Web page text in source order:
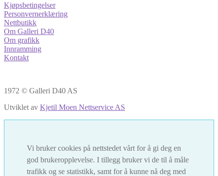
Kjøpsbetingelser
Personvernerklæring
Nettbutikk
Om Galleri D40
Om grafikk
Innramming
Kontakt
1972 © Galleri D40 AS
Utviklet av Kjetil Moen Nettservice AS
Vi bruker cookies på nettstedet vårt for å gi deg en
god brukeropplevelse. I tillegg bruker vi de til å måle
trafikk og se statistikk, samt for å kunne nå deg med